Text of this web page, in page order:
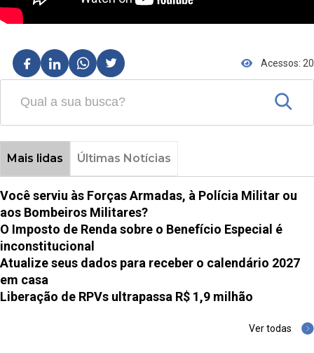
Acessos: 20
Mais lidas Últimas Notícias
Você serviu às Forças Armadas, à Polícia Militar ou
aos Bombeiros Militares?
O Imposto de Renda sobre o Benefício Especial é
inconstitucional
Atualize seus dados para receber o calendário 2027
em casa
Liberação de RPVs ultrapassa R$ 1,9 milhão
Ver todas